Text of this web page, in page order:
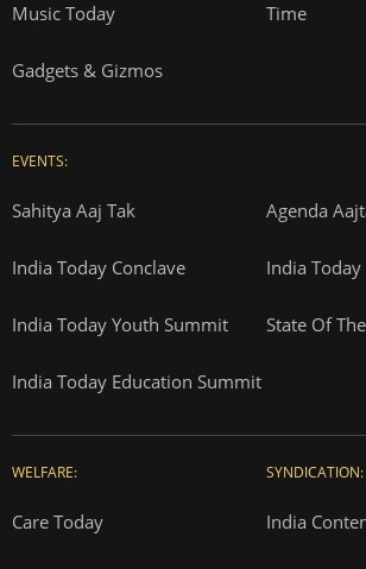
Music Today Time
Gadgets & Gizmos
EVENTS:
Sahitya Aaj Tak Agenda
India Today Conclave India
India Today Youth Summit State Of
India Today Education Summit
WELFARE:
Care Today
SYNDICATION:
India